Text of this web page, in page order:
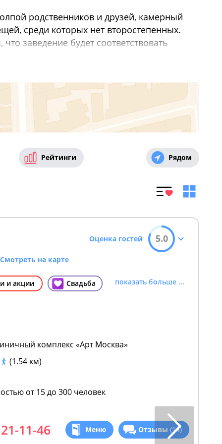
родственников и друзей, камерный
среди которых нет второстепенных.
заведение будет соответствовать
может подойти просторный и
особым событием для всей семьи,
вечеринка в кругу близких друзей
время и где есть площадка для
Рейтинги Рядом
Смотреть на карте
и акции Свадьба показать больше ...
комплекс «Арт Москва»
(1.54 км)
от 15 до 300 человек
11-46 Меню Отзывы (14)
Оценка гостей 5.0